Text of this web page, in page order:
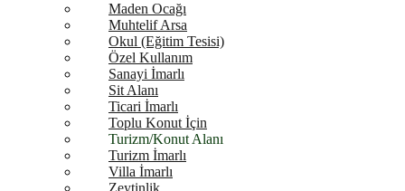
Maden Ocağı
Muhtelif Arsa
Okul (Eğitim Tesisi)
Özel Kullanım
Sanayi İmarlı
Sit Alanı
Ticari İmarlı
Toplu Konut İçin
Turizm/Konut Alanı
Turizm İmarlı
Villa İmarlı
Zeytinlik